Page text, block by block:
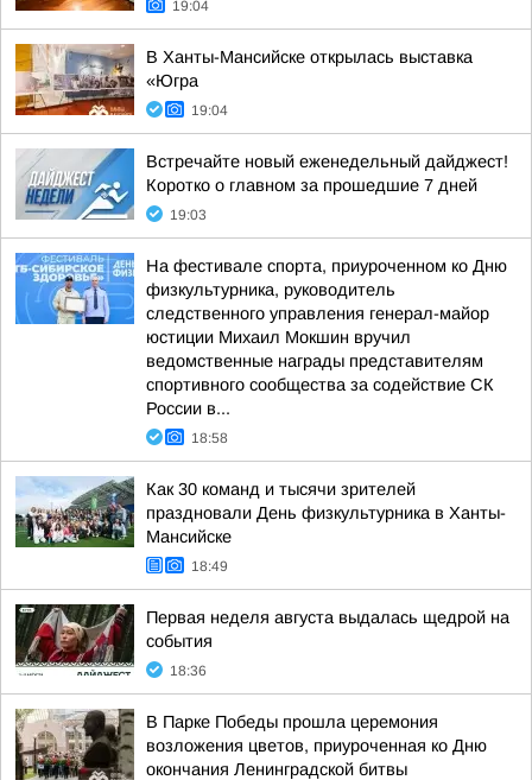
19:04
В Ханты-Мансийске открылась выставка
«Югра
19:04
Встречайте новый еженедельный дайджест!
Коротко о главном за прошедшие 7 дней
19:03
На фестивале спорта, приуроченном ко Дню
физкультурника, руководитель
следственного управления генерал-майор
юстиции Михаил Мокшин вручил
ведомственные награды представителям
спортивного сообщества за содействие СК
России в...
18:58
Как 30 команд и тысячи зрителей
праздновали День физкультурника в Ханты-
Мансийске
18:49
Первая неделя августа выдалась щедрой на
события
18:36
В Парке Победы прошла церемония
возложения цветов, приуроченная ко Дню
окончания Ленинградской битвы